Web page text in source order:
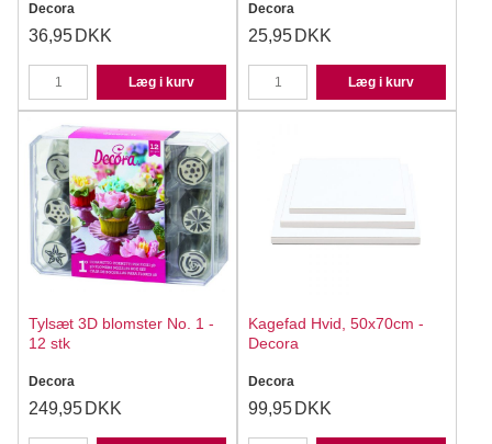
Decora
36,95 DKK
Læg i kurv
Decora
25,95 DKK
Læg i kurv
Tylsæt 3D blomster No. 1 -
12 stk
Decora
249,95 DKK
Kagefad Hvid, 50x70cm -
Decora
Decora
99,95 DKK